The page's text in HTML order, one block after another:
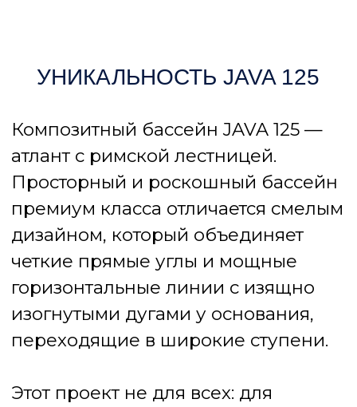
укрепленная карбоном служит
более 25 лет. В отличие
не требует долгой подготовки
фундамента. Готовая чаша
приезжает с завода
и устанавливается
Серия Java имеет
увеличенную площадь для
плаванияи 3 зоны отдыха.
принятия солнечных ванн
и игр с детьми. Два пирса,
бассейна также используют,